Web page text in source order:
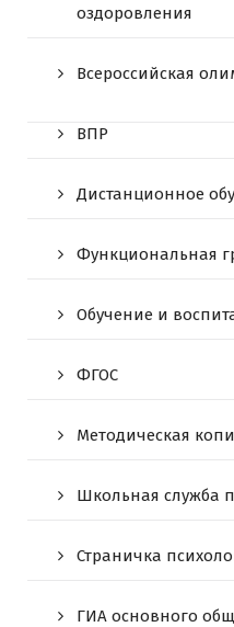
оздоровления
Всероссийская
ВПР
Дистанционное
Функциональная
Обучение и
ФГОС
Методическая
Школьная служба
Страничка
ГИА основного